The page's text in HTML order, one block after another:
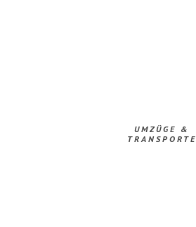
UMZÜGE &
TRANSPORTE